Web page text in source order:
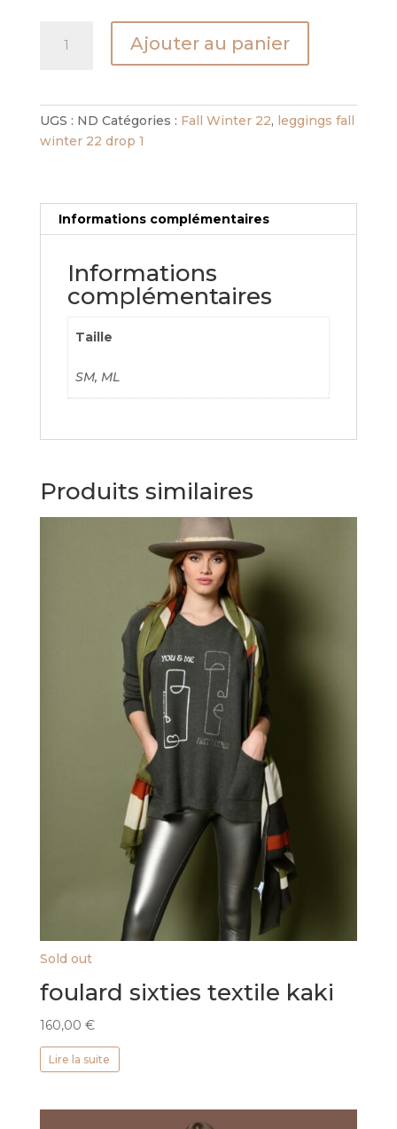
dore
Ajouter au panier
UGS : ND Catégories : Fall Winter 22, leggings fall
winter 22 drop 1
Informations complémentaires
Informations
complémentaires
Taille
SM, ML
Produits similaires
Sold out
foulard sixties textile kaki
160,00 €
Lire la suite